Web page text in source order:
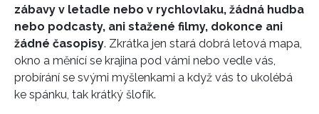
zábavy v letadle nebo v rychlovlaku, žádná hudba
nebo podcasty, ani stažené filmy, dokonce ani
žádné časopisy. Zkrátka jen stará dobrá letová mapa,
okno a měnící se krajina pod vámi nebo vedle vás,
probírání se svými myšlenkami a když vás to ukolébá
ke spánku, tak krátký šlofík.